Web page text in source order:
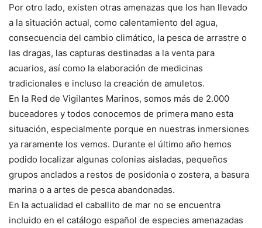
Por otro lado, existen otras amenazas que los han llevado
a la situación actual, como calentamiento del agua,
consecuencia del cambio climático, la pesca de arrastre o
las dragas, las capturas destinadas a la venta para
acuarios, así como la elaboración de medicinas
tradicionales e incluso la creación de amuletos.
En la Red de Vigilantes Marinos, somos más de 2.000
buceadores y todos conocemos de primera mano esta
situación, especialmente porque en nuestras inmersiones
ya raramente los vemos. Durante el último año hemos
podido localizar algunas colonias aisladas, pequeños
grupos anclados a restos de posidonia o zostera, a basura
marina o a artes de pesca abandonadas.
En la actualidad el caballito de mar no se encuentra
incluido en el catálogo español de especies amenazadas